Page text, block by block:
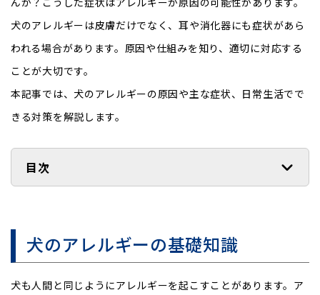
犬のアレルギーは皮膚だけでなく、耳や消化器にも症状があら
われる場合があります。原因や仕組みを知り、適切に対応する
ことが大切です。
本記事では、犬のアレルギーの原因や主な症状、日常生活でで
きる対策を解説します。
目次
犬のアレルギーの基礎知識
犬も人間と同じようにアレルギーを起こすことがあります。ア